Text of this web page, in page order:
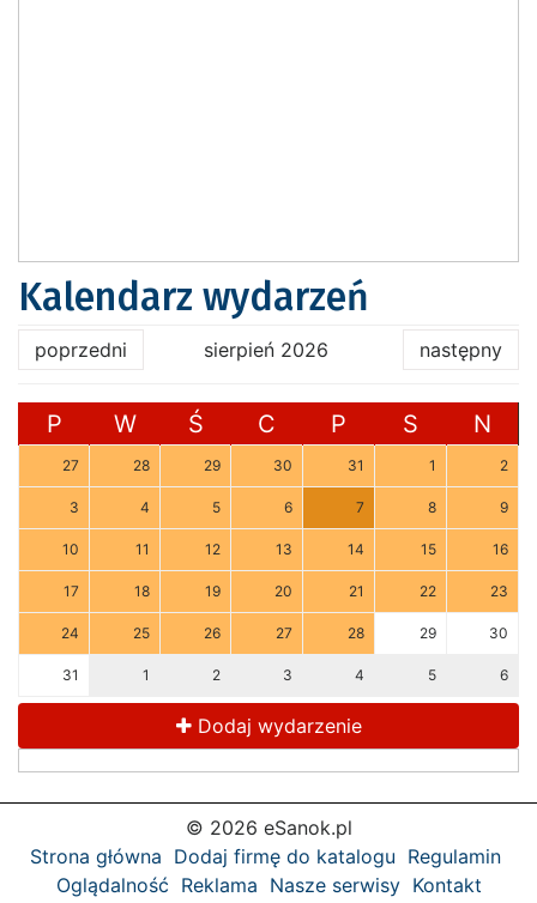
Kalendarz wydarzeń
poprzedni sierpień 2026 następny
P W Ś C P S N
27 28 29 30 31 1 2
3 4 5 6 7 8 9
10 11 12 13 14 15 16
17 18 19 20 21 22 23
24 25 26 27 28 29 30
31 1 2 3 4 5 6
Dodaj wydarzenie
© 2026 eSanok.pl
Strona główna Dodaj firmę do katalogu Regulamin
Oglądalność Reklama Nasze serwisy Kontakt